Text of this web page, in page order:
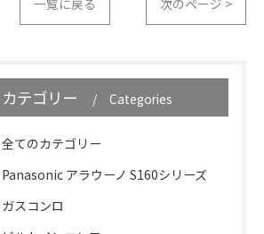
一覧に戻る 次のページ >
カテゴリー Categories
全てのカテゴリー
Panasonic アラウーノ S160シリーズ
ガスコンロ